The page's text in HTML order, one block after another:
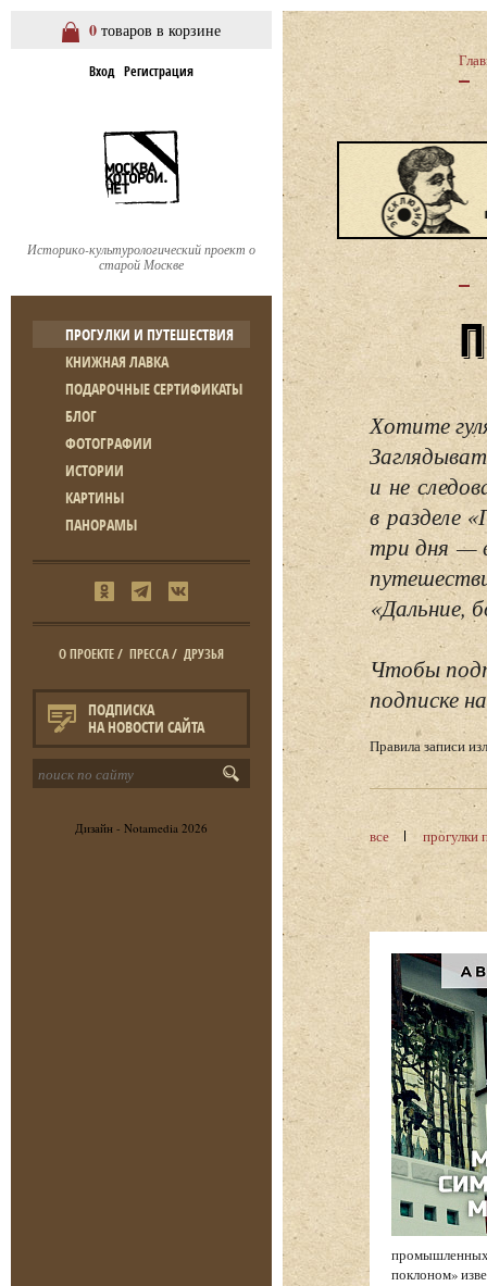
0 товаров в корзине
Вход Регистрация
Историко-культурологический проект о
старой Москве
ПРОГУЛКИ И ПУТЕШЕСТВИЯ
КНИЖНАЯ ЛАВКА
ПОДАРОЧНЫЕ СЕРТИФИКАТЫ
БЛОГ
ФОТОГРАФИИ
ИСТОРИИ
КАРТИНЫ
ПАНОРАМЫ
О ПРОЕКТЕ/ ПРЕССА/ ДРУЗЬЯ
ПОДПИСКА
НА НОВОСТИ САЙТА
Дизайн - Notamedia 2026
Хотите
и не
в разделе
три дня —
«Дальние,
Чтобы
подписке
Правила записи
все прогулки
промышленных
поклоном»